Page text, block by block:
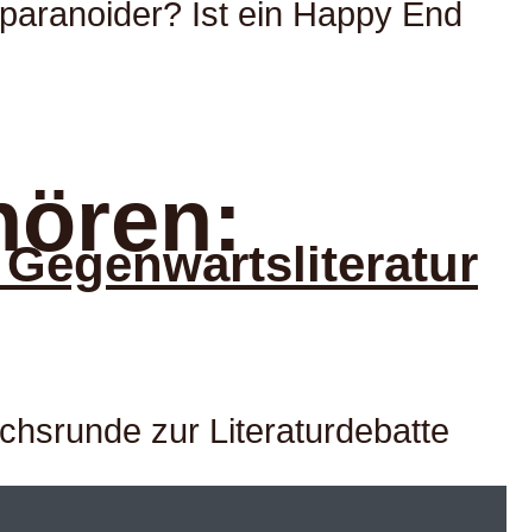
Ist ein Happy End
zur Literaturdebatte